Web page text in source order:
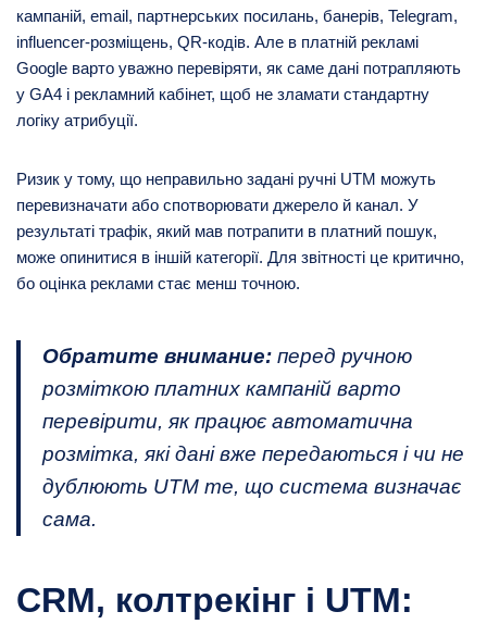
кампаній, email, партнерських посилань, банерів, Telegram,
influencer-розміщень, QR-кодів. Але в платній рекламі
Google варто уважно перевіряти, як саме дані потрапляють
у GA4 і рекламний кабінет, щоб не зламати стандартну
логіку атрибуції.
Ризик у тому, що неправильно задані ручні UTM можуть
перевизначати або спотворювати джерело й канал. У
результаті трафік, який мав потрапити в платний пошук,
може опинитися в іншій категорії. Для звітності це критично,
бо оцінка реклами стає менш точною.
Обратите внимание: перед ручною
розміткою платних кампаній варто
перевірити, як працює автоматична
розмітка, які дані вже передаються і чи не
дублюють UTM те, що система визначає
сама.
CRM, колтрекінг і UTM: